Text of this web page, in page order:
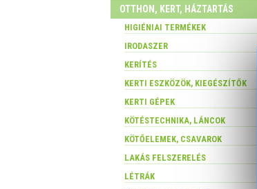
OTTHON, KERT, HÁZTARTÁS
HIGIÉNIAI TERMÉKEK
IRODASZER
KERÍTÉS
KERTI ESZKÖZÖK, KIEGÉSZÍTŐK
KERTI GÉPEK
KÖTÉSTECHNIKA, LÁNCOK
KÖTŐELEMEK, CSAVAROK
LAKÁS FELSZERELÉS
LÉTRÁK